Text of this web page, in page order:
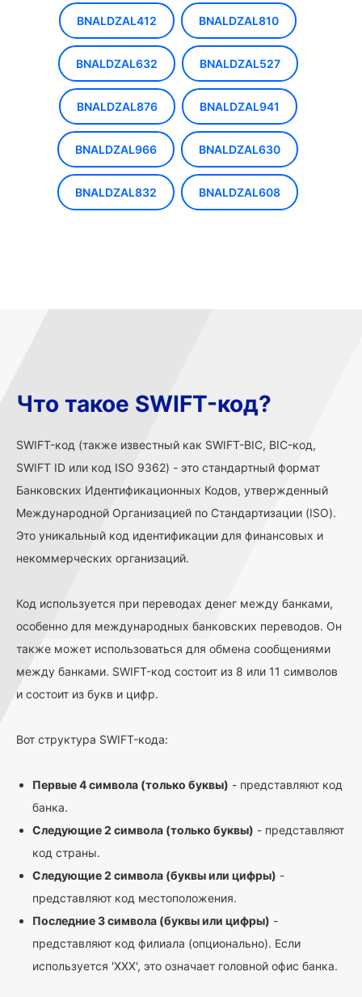
BNALDZAL412 BNALDZAL810
BNALDZAL632 BNALDZAL527
BNALDZAL876 BNALDZAL941
BNALDZAL966 BNALDZAL630
BNALDZAL832 BNALDZAL608
Что такое SWIFT-код?
SWIFT-код (также известный как SWIFT-BIC, BIC-код,
SWIFT ID или код ISO 9362) - это стандартный формат
Банковских Идентификационных Кодов, утвержденный
Международной Организацией по Стандартизации (ISO).
Это уникальный код идентификации для финансовых и
некоммерческих организаций.
Код используется при переводах денег между банками,
особенно для международных банковских переводов. Он
также может использоваться для обмена сообщениями
между банками. SWIFT-код состоит из 8 или 11 символов
и состоит из букв и цифр.
Вот структура SWIFT-кода:
Первые 4 символа (только буквы) - представляют код
банка.
Следующие 2 символа (только буквы) - представляют
код страны.
Следующие 2 символа (буквы или цифры) -
представляют код местоположения.
Последние 3 символа (буквы или цифры) -
представляют код филиала (опционально). Если
используется 'XXX', это означает головной офис банка.